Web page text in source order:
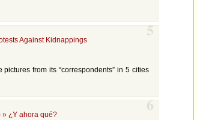
Against Kidnappings
5
from its “correspondents” in 5 cities
¿Y ahora qué?
6